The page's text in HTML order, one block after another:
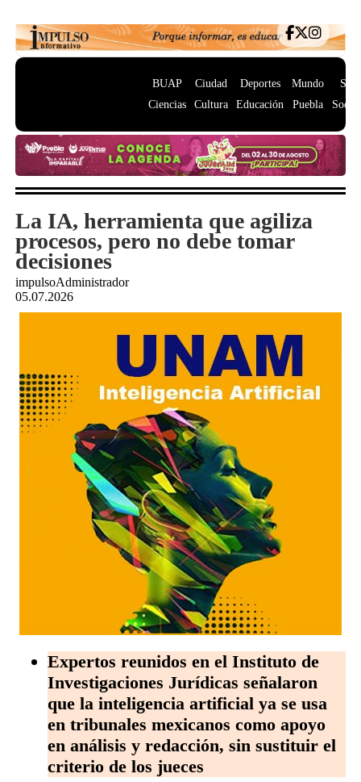
BUAP
Ciencias
Ciudad
Cultura
Deportes
Educación
Mundo
Puebla
La IA, herramienta que agiliza
procesos, pero no debe tomar
decisiones
impulsoAdministrador
05.07.2026
Expertos reunidos en el Instituto de
Investigaciones Jurídicas señalaron
que la inteligencia artificial ya se usa
en tribunales mexicanos como apoyo
en análisis y redacción, sin sustituir el
criterio de los jueces